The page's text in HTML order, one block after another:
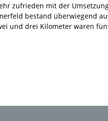
zufrieden mit der
bestand überwiegend
und drei Kilometer waren